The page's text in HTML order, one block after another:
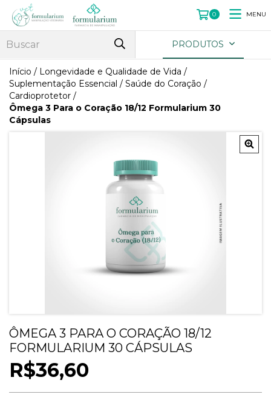
0 MENU
PRODUTOS
Início / Longevidade e Qualidade de Vida /
Suplementação Essencial / Saúde do Coração /
Cardioprotetor /
Ômega 3 Para o Coração 18/12 Formularium 30
Cápsulas
ÔMEGA 3 PARA O CORAÇÃO 18/12
FORMULARIUM 30 CÁPSULAS
R$36,60